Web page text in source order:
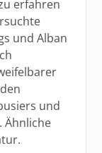
erfahren
und Alban
und
Ähnliche